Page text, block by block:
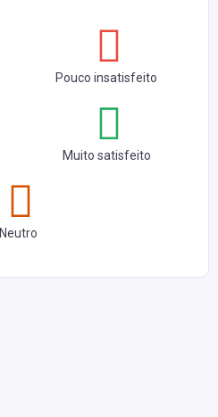
Pouco insatisfeito
Neutro
Muito satisfeito